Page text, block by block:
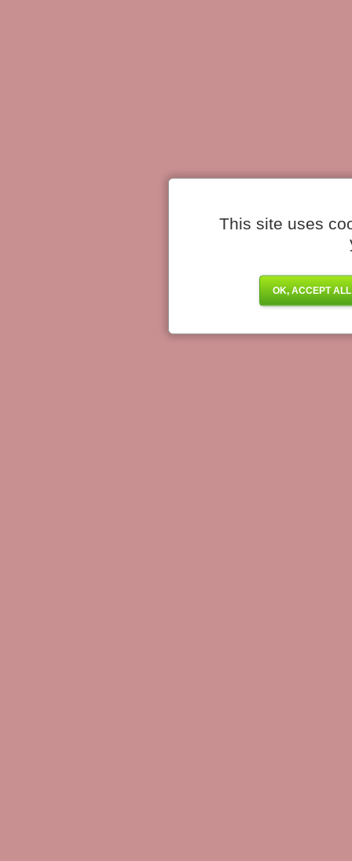
This site uses
OK, ACCEPT ALL